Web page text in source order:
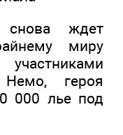
снова ждет
миру
Немо, героя
000 лье под